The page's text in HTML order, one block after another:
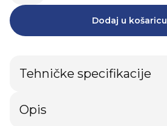
Dodaj u košaricu
Tehničke specifikacije
Opis